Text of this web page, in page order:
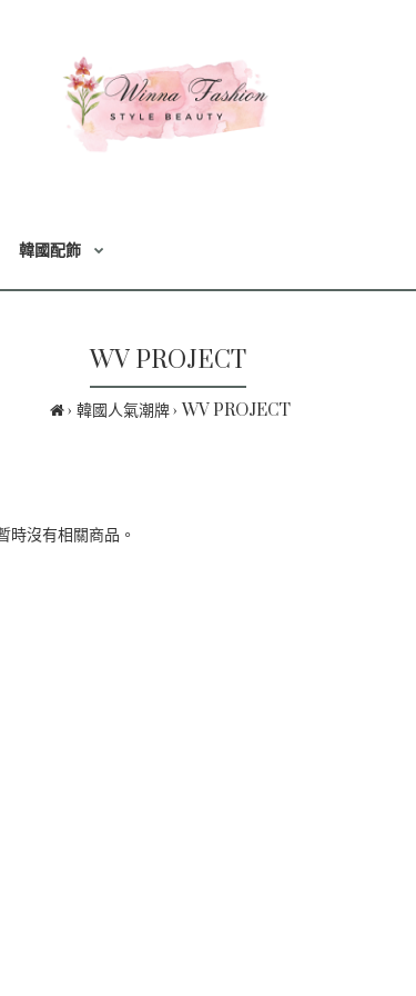
韓國配飾
WV PROJECT
韓國人氣潮牌 WV PROJECT
時沒有相關商品。